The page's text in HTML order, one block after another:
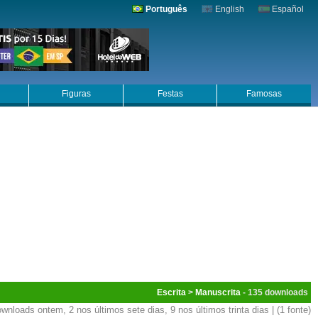
Português English Español
Figuras Festas Famosas
Escrita > Manuscrita - 135
ontem, 2 nos últimos sete dias, 9 nos últimos trinta dias | (1 fonte)